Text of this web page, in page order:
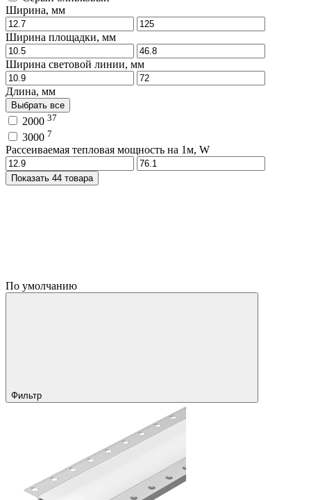
Ширина, мм
Ширина площадки, мм
Ширина световой линии, мм
Длина, мм
Выбрать все
2000 37
3000 7
Рассеиваемая тепловая мощность на 1м, W
Показать 44 товара
По умолчанию
Фильтр